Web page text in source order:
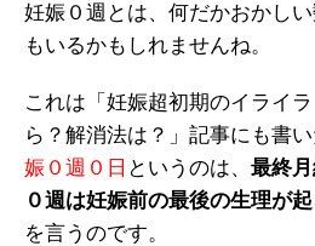
妊娠０週とは、何だかおかし
もいるかもしれませんね。
これは「妊娠超初期のイライ
ら？解消法は？」記事にも書い
娠０週０日 というのは、 最終
０週は妊娠前の最後の生理が
を言うのです。